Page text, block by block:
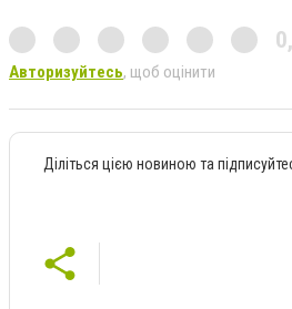
Авторизуйтесь, щоб оцінити
Діліться цією новиною та